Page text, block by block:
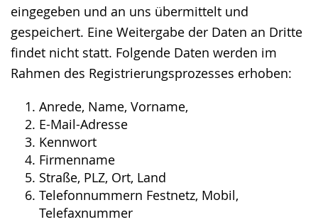
eingegeben und an uns übermittelt und
gespeichert. Eine Weitergabe der Daten an Dritte
findet nicht statt. Folgende Daten werden im
Rahmen des Registrierungsprozesses erhoben:
Anrede, Name, Vorname,
E-Mail-Adresse
Kennwort
Firmenname
Straße, PLZ, Ort, Land
Telefonnummern Festnetz, Mobil,
Telefaxnummer